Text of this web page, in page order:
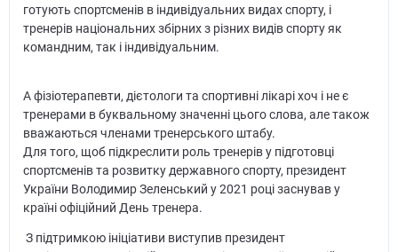
готують спортсменів в індивідуальних видах спорту, і
тренерів національних збірних з різних видів спорту як
командним, так і індивідуальним.
А фізіотерапевти, дієтологи та спортивні лікарі хоч і не є
тренерами в буквальному значенні цього слова, але також
вважаються членами тренерського штабу.
Для того, щоб підкреслити роль тренерів у підготовці
спортсменів та розвитку державного спорту, президент
України Володимир Зеленський у 2021 році заснував у
країні офіційний День тренера.
З підтримкою ініціативи виступив президент